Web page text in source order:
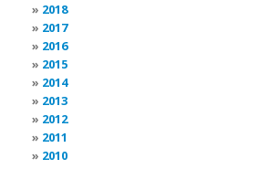
2018
2017
2016
2015
2014
2013
2012
2011
2010